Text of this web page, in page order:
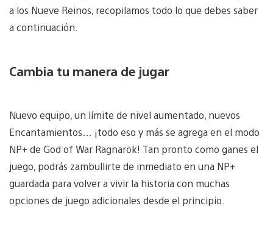
a los Nueve Reinos, recopilamos todo lo que debes saber
a continuación.
Cambia tu manera de jugar
Nuevo equipo, un límite de nivel aumentado, nuevos
Encantamientos… ¡todo eso y más se agrega en el modo
NP+ de God of War Ragnarök! Tan pronto como ganes el
juego, podrás zambullirte de inmediato en una NP+
guardada para volver a vivir la historia con muchas
opciones de juego adicionales desde el principio.